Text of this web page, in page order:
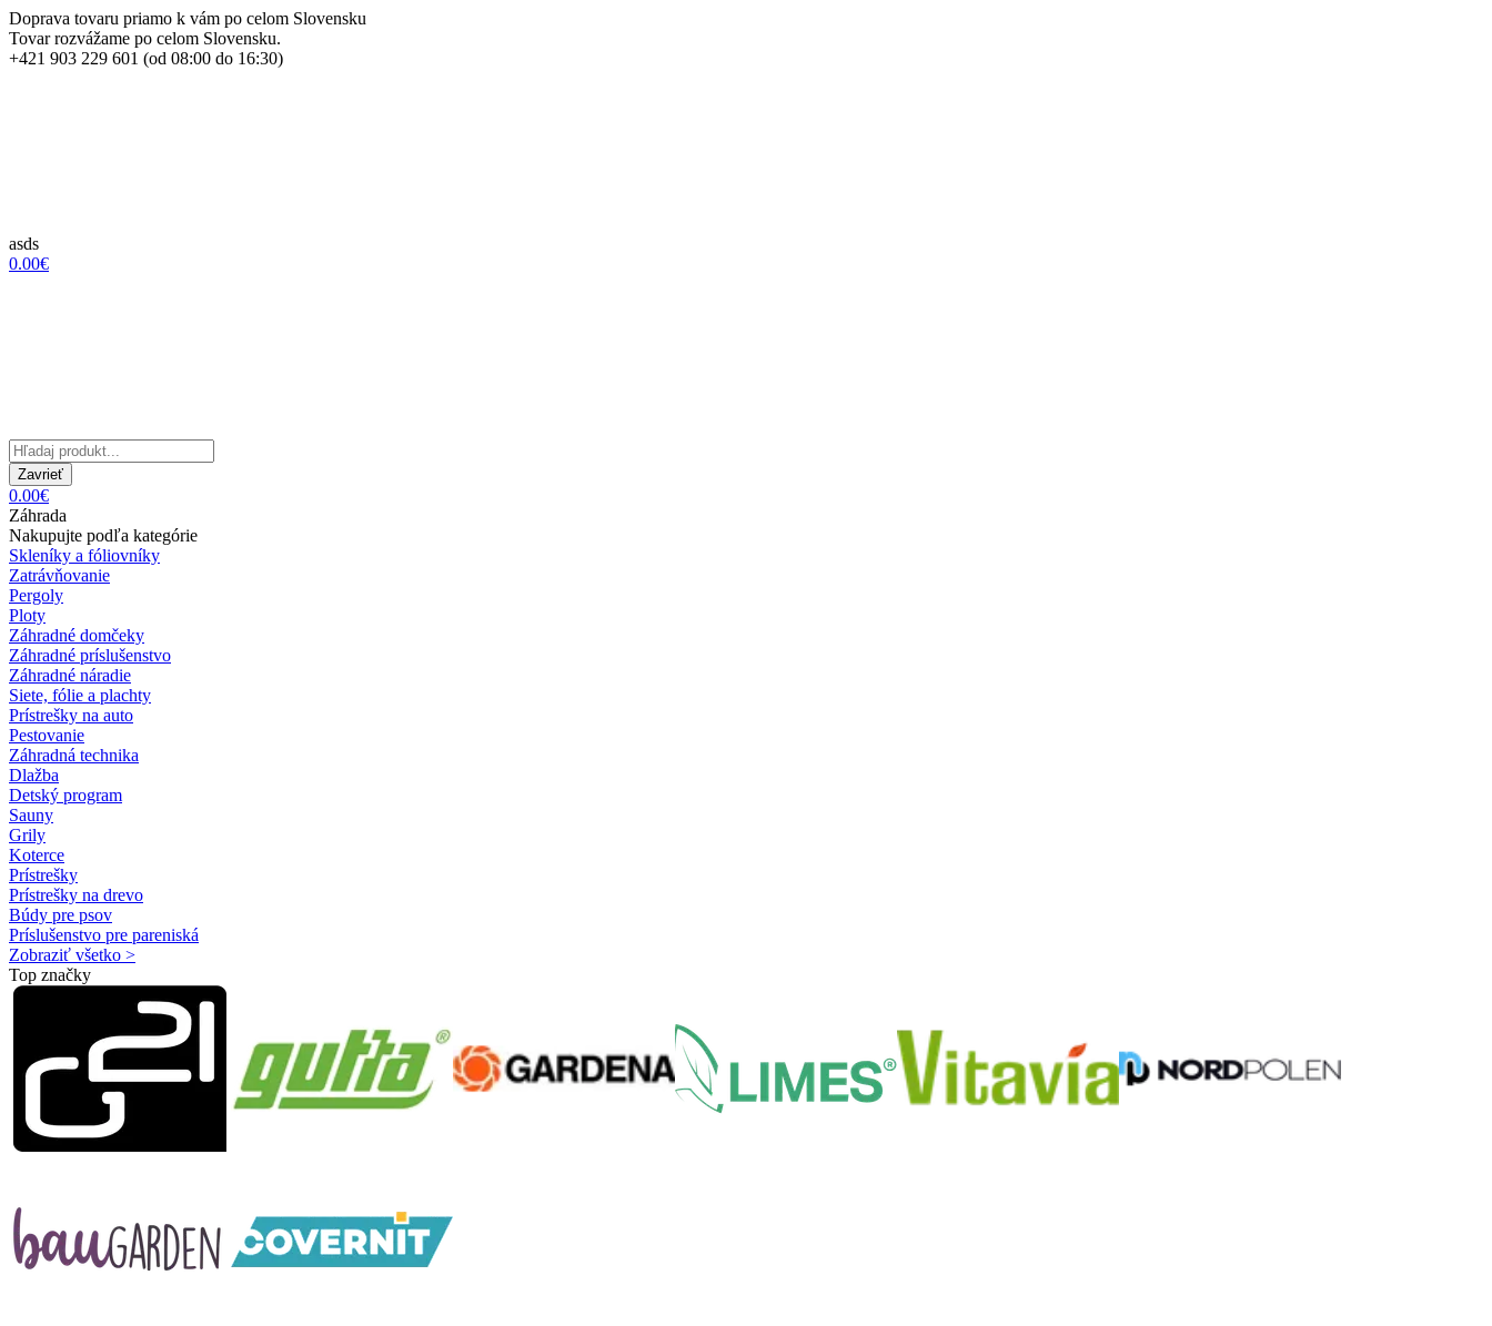
Doprava tovaru priamo k vám po celom Slovensku
Tovar rozvážame po celom Slovensku.
+421 903 229 601 (od 08:00 do 16:30)
asds
0.00€
Zavrieť
0.00€
Záhrada
Nakupujte podľa kategórie
Skleníky a fóliovníky
Zatrávňovanie
Pergoly
Ploty
Záhradné domčeky
Záhradné príslušenstvo
Záhradné náradie
Siete, fólie a plachty
Prístrešky na auto
Pestovanie
Záhradná technika
Dlažba
Detský program
Sauny
Grily
Koterce
Prístrešky
Prístrešky na drevo
Búdy pre psov
Príslušenstvo pre pareniská
Zobraziť všetko >
Top značky